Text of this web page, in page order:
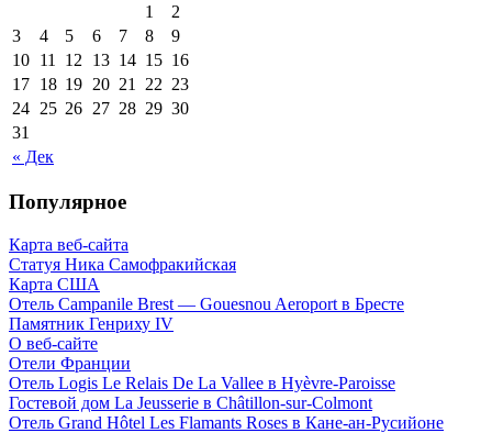
« Дек
1
2
3
4 5 6 7 8
9
10 11 12 13 14 15 16
17 18 19 20 21 22 23
24 25 26 27 28 29 30
31
Популярное
Карта веб-сайта
Статуя Ника Самофракийская
Карта США
Отель Campanile Brest — Gouesnou Aeroport в Бресте
Памятник Генриху IV
О веб-сайте
Отели Франции
Отель Logis Le Relais De La Vallee в Hyèvre-Paroisse
Гостевой дом La Jeusserie в Châtillon-sur-Colmont
Отель Grand Hôtel Les Flamants Roses в Кане-ан-Русийоне